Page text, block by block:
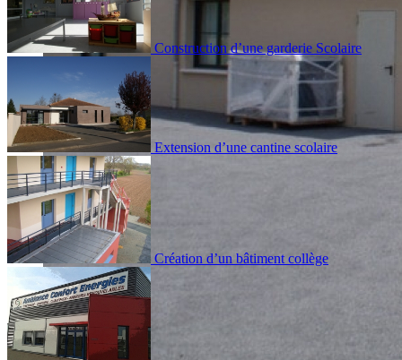
Construction d’une garderie Scolaire
Extension d’une cantine scolaire
Création d’un bâtiment collège